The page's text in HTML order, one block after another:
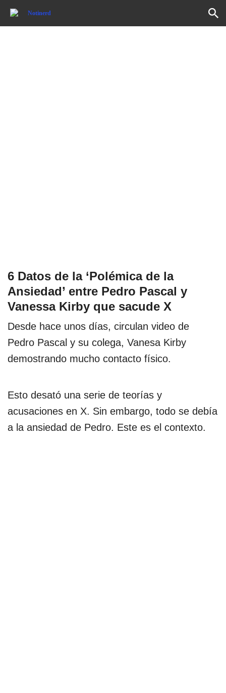
6 Datos de la ‘Polémica de la
Ansiedad’ entre Pedro Pascal y
Vanessa Kirby que sacude X
Desde hace unos días, circulan video de
Pedro Pascal y su colega, Vanesa Kirby
demostrando mucho contacto físico.
Esto desató una serie de teorías y
acusaciones en X. Sin embargo, todo se debía
a la ansiedad de Pedro. Este es el contexto.